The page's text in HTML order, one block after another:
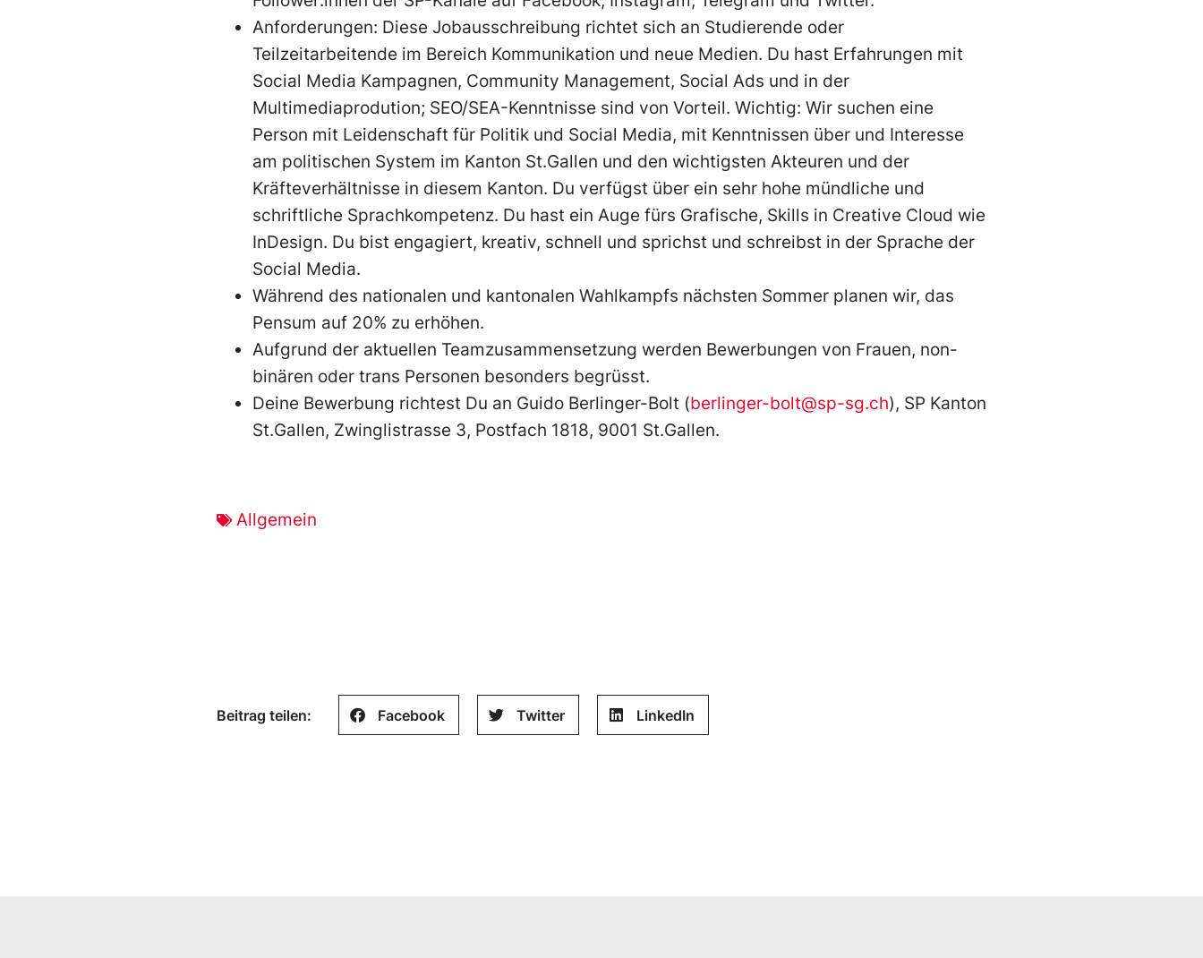
Anforderungen: Diese Jobausschreibung richtet sich an Studierende oder
Teilzeitarbeitende im Bereich Kommunikation und neue Medien. Du hast Erfahrungen mit
Social Media Kampagnen, Community Management, Social Ads und in der
Multimediaprodution; SEO/SEA-Kenntnisse sind von Vorteil. Wichtig: Wir suchen eine
Person mit Leidenschaft für Politik und Social Media, mit Kenntnissen über und Interesse
am politischen System im Kanton St.Gallen und den wichtigsten Akteuren und der
Kräfteverhältnisse in diesem Kanton. Du verfügst über ein sehr hohe mündliche und
schriftliche Sprachkompetenz. Du hast ein Auge fürs Grafische, Skills in Creative Cloud wie
InDesign. Du bist engagiert, kreativ, schnell und sprichst und schreibst in der Sprache der
Social Media.
Während des nationalen und kantonalen Wahlkampfs nächsten Sommer planen wir, das
Pensum auf 20% zu erhöhen.
Aufgrund der aktuellen Teamzusammensetzung werden Bewerbungen von Frauen, non-
binären oder trans Personen besonders begrüsst.
Deine Bewerbung richtest Du an Guido Berlinger-Bolt (berlinger-bolt@sp-sg.ch), SP Kanton
St.Gallen, Zwinglistrasse 3, Postfach 1818, 9001 St.Gallen.
Allgemein
Beitrag teilen: Facebook Twitter LinkedIn